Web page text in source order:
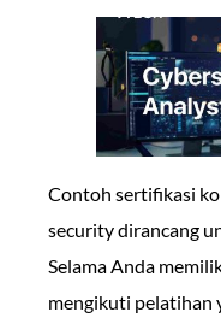
Contoh sertifikasi
security dirancang
Selama Anda
mengikuti pelatihan